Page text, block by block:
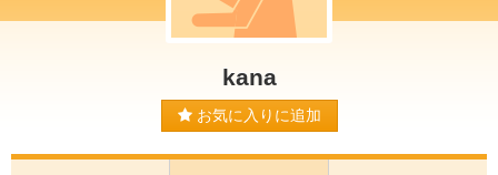
kana
お気に入りに追加